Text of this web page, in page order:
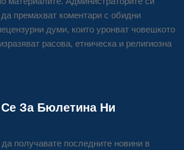
да премахват коментари с обидни
думи, които уронват човешкото
расова, етническа и религиозна
За Бюлетина Ни
получавате последните новини в